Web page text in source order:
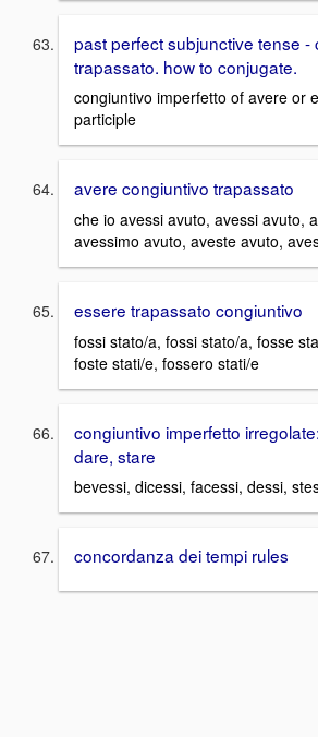
past perfect subjunctive tense -
trapassato. how to conjugate.
congiuntivo imperfetto of avere or
participle
avere congiuntivo trapassato
che io avessi avuto, avessi avuto,
avessimo avuto, aveste avuto,
essere trapassato congiuntivo
fossi stato/a, fossi stato/a, fosse
foste stati/e, fossero stati/e
congiuntivo imperfetto
dare, stare
bevessi, dicessi, facessi, dessi,
concordanza dei tempi rules